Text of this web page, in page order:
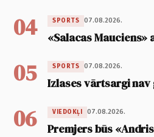
04 SPORTS 07.08.2026.
«Salacas
05 SPORTS 07.08.2026.
Izlases vārtsargi nav
06 VIEDOKĻI 07.08.2026.
Premjers būs